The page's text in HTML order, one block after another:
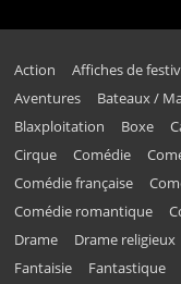
Action Affiches de
Aventures
Bateaux /
Blaxploitation
Boxe
Cirque
Comédie
Comédie française
Comédie romantique
Drame
Drame religieux
Fantaisie
Fantastique